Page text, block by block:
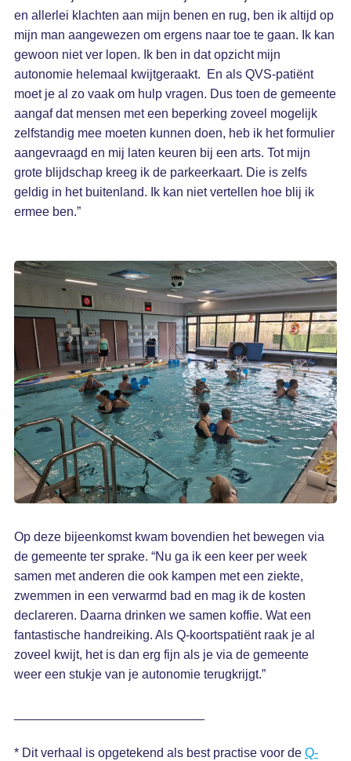
en allerlei klachten aan mijn benen en rug, ben ik altijd op
mijn man aangewezen om ergens naar toe te gaan. Ik kan
gewoon niet ver lopen. Ik ben in dat opzicht mijn
autonomie helemaal kwijtgeraakt. En als QVS-patiënt
moet je al zo vaak om hulp vragen. Dus toen de gemeente
aangaf dat mensen met een beperking zoveel mogelijk
zelfstandig mee moeten kunnen doen, heb ik het formulier
aangevraagd en mij laten keuren bij een arts. Tot mijn
grote blijdschap kreeg ik de parkeerkaart. Die is zelfs
geldig in het buitenland. Ik kan niet vertellen hoe blij ik
ermee ben.”
Op deze bijeenkomst kwam bovendien het bewegen via
de gemeente ter sprake. “Nu ga ik een keer per week
samen met anderen die ook kampen met een ziekte,
zwemmen in een verwarmd bad en mag ik de kosten
declareren. Daarna drinken we samen koffie. Wat een
fantastische handreiking. Als Q-koortspatiënt raak je al
zoveel kwijt, het is dan erg fijn als je via de gemeente
weer een stukje van je autonomie terugkrijgt.”
* Dit verhaal is opgetekend als best practise voor de Q-